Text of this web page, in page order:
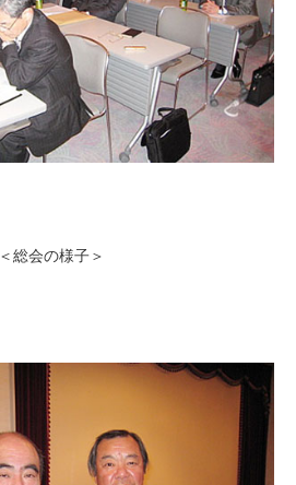
＜総会の様子＞